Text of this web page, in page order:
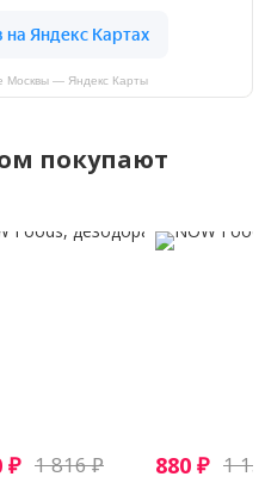
Москвы — Яндекс Карты
покупают
₽ 1 816₽ 880 ₽ 1